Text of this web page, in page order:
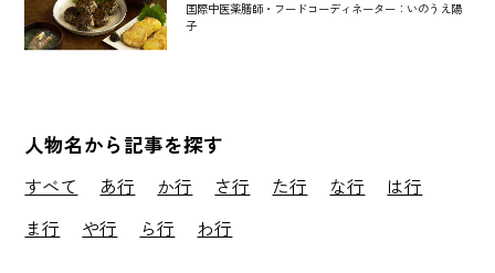
国際中医薬膳師・フードコーディネーター：いのうえ陽
子
人物名から記事を探す
すべて あ行 か行 さ行 た行 な行
は行
ま行
や行 ら行 わ行